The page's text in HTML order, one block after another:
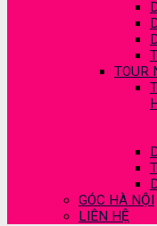
TOUR
GÓC HÀ NỘI
LIÊN HỆ